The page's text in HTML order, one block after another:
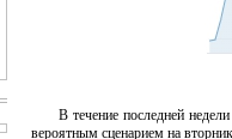
В течение последней недели
вероятным сценарием на